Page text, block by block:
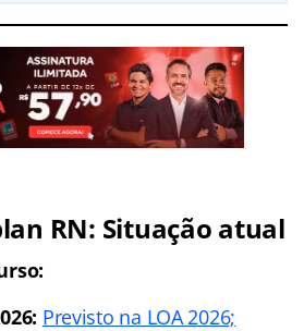
RN: Situação atual
Previsto na LOA 2026;